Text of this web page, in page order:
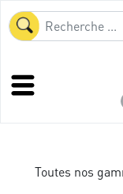
Toutes nos